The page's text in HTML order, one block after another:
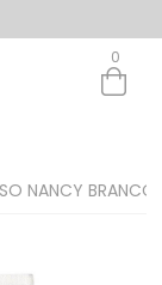
0
NANCY BRANCO